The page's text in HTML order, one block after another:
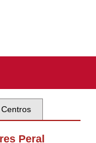
Centros
Peral